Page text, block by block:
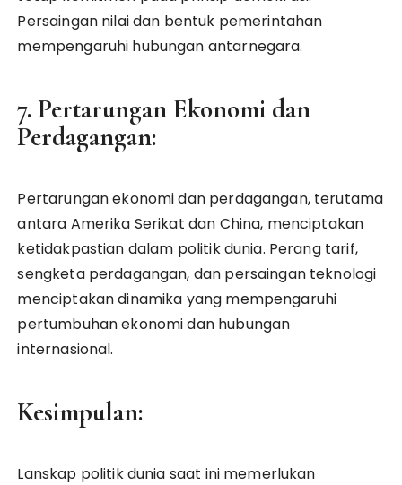
Persaingan nilai dan bentuk pemerintahan
mempengaruhi hubungan antarnegara.
7. Pertarungan Ekonomi dan
Perdagangan:
Pertarungan ekonomi dan perdagangan, terutama
antara Amerika Serikat dan China, menciptakan
ketidakpastian dalam politik dunia. Perang tarif,
sengketa perdagangan, dan persaingan teknologi
menciptakan dinamika yang mempengaruhi
pertumbuhan ekonomi dan hubungan
internasional.
Kesimpulan:
Lanskap politik dunia saat ini memerlukan